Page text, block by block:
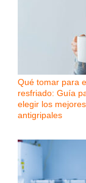
Qué tomar para
resfriado: Guía
elegir los mejores
antigripales